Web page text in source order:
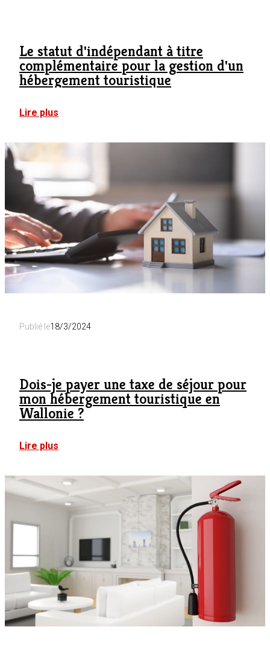
Le statut d'indépendant à titre
complémentaire pour la gestion d'un
hébergement touristique
Lire plus
complémentaire
la
gestion
hébergement
touristique
Publié le18/3/2024
Dois-je payer une taxe de séjour pour
mon hébergement touristique en
Wallonie ?
Lire plus
payer
une
taxe
hébergement
touristique
en
Wallonie
?